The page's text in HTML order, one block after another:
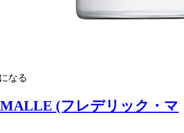
なる
(フレデリック・マ